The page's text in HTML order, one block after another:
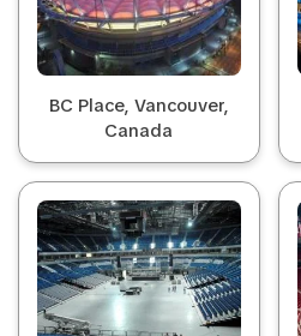
BC Place, Vancouver,
Canada